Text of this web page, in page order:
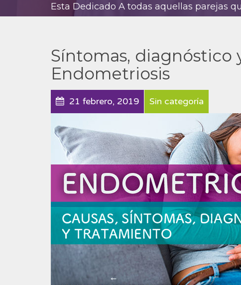
Esta Dedicado A todas aquellas parejas
Síntomas, diagnóstico
Endometriosis
21 febrero, 2019 Sin categoría